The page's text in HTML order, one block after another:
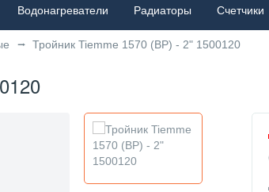
Водонагреватели Радиаторы Cчетчики
Тройник Tiemme 1570 (ВР) - 2" 1500120